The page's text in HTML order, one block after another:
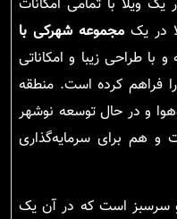
ویلا با تمامی امکانات
در یکمجموعه شهرکی با
و با طراحی زیبا و امکاناتی
فراهم کرده است. منطقه
و در حال توسعه نوشهر
و هم برای سرمایه‌گذاری
و سرسبز است که در آن یک